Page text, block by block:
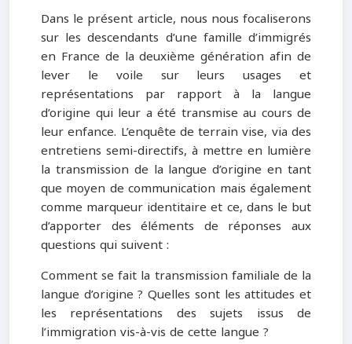
Dans le présent article, nous nous focaliserons
sur les descendants d’une famille d’immigrés
en France de la deuxième génération afin de
lever le voile sur leurs usages et
représentations par rapport à la langue
d’origine qui leur a été transmise au cours de
leur enfance. L’enquête de terrain vise, via des
entretiens semi-directifs, à mettre en lumière
la transmission de la langue d’origine en tant
que moyen de communication mais également
comme marqueur identitaire et ce, dans le but
d’apporter des éléments de réponses aux
questions qui suivent :
Comment se fait la transmission familiale de la
langue d’origine ? Quelles sont les attitudes et
les représentations des sujets issus de
l’immigration vis-à-vis de cette langue ?